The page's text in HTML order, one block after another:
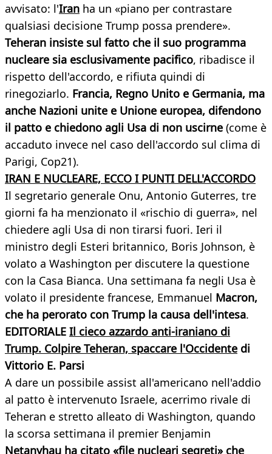
avvisato: l'Iran ha un «piano per contrastare
qualsiasi decisione Trump possa prendere».
Teheran insiste sul fatto che il suo programma
nucleare sia esclusivamente pacifico, ribadisce il
rispetto dell'accordo, e rifiuta quindi di
rinegoziarlo. Francia, Regno Unito e Germania, ma
anche Nazioni unite e Unione europea, difendono
il patto e chiedono agli Usa di non uscirne (come è
accaduto invece nel caso dell'accordo sul clima di
Parigi, Cop21).
IRAN E NUCLEARE, ECCO I PUNTI DELL'ACCORDO
Il segretario generale Onu, Antonio Guterres, tre
giorni fa ha menzionato il «rischio di guerra», nel
chiedere agli Usa di non tirarsi fuori. Ieri il
ministro degli Esteri britannico, Boris Johnson, è
volato a Washington per discutere la questione
con la Casa Bianca. Una settimana fa negli Usa è
volato il presidente francese, Emmanuel Macron,
che ha perorato con Trump la causa dell'intesa.
EDITORIALE Il cieco azzardo anti-iraniano di
Trump. Colpire Teheran, spaccare l'Occidente di
Vittorio E. Parsi
A dare un possibile assist all'americano nell'addio
al patto è intervenuto Israele, acerrimo rivale di
Teheran e stretto alleato di Washington, quando
la scorsa settimana il premier Benjamin
Netanyhau ha citato «file nucleari segreti» che